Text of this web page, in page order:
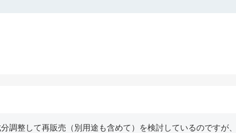
調整して再販売（別用途も含めて）を検討しているのですが